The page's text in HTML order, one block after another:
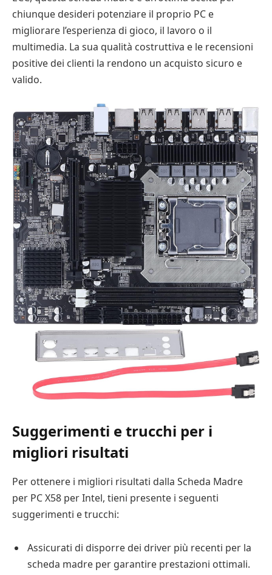
chiunque desideri potenziare il proprio PC e
migliorare l’esperienza di gioco, il lavoro o il
multimedia. La sua qualità costruttiva e le recensioni
positive dei clienti la rendono un acquisto sicuro e
valido.
Suggerimenti e trucchi per i
migliori risultati
Per ottenere i migliori risultati dalla Scheda Madre
per PC X58 per Intel, tieni presente i seguenti
suggerimenti e trucchi:
Assicurati di disporre dei driver più recenti per la
scheda madre per garantire prestazioni ottimali.